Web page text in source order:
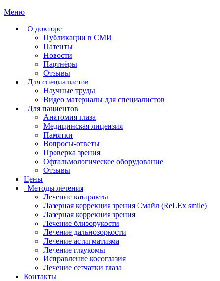
Меню
О докторе
Публикации в СМИ
Патенты
Новости
Партнёры
Отзывы
Для специалистов
Научные труды
Видео материалы для специалистов
Для пациентов
Анатомия глаза
Медицинская лицензия
Памятки
Вопросы-ответы
Проверка зрения
Офтальмологическое оборудование
Отзывы
Цены
Методы лечения
Лечение катаракты
Лазерная коррекция зрения Смайл (ReLEx smile)
Лазерная коррекция зрения
Лечение близорукости
Лечение дальнозоркости
Лечение астигматизма
Лечение глаукомы
Исправление косоглазия
Лечение сетчатки глаза
Контакты